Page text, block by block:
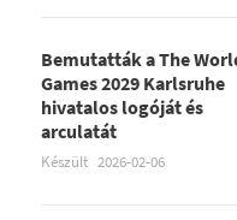
Bemutatták a The
Games 2029 Karlsruhe
hivatalos logóját és
arculatát
Készült 2026-02-06